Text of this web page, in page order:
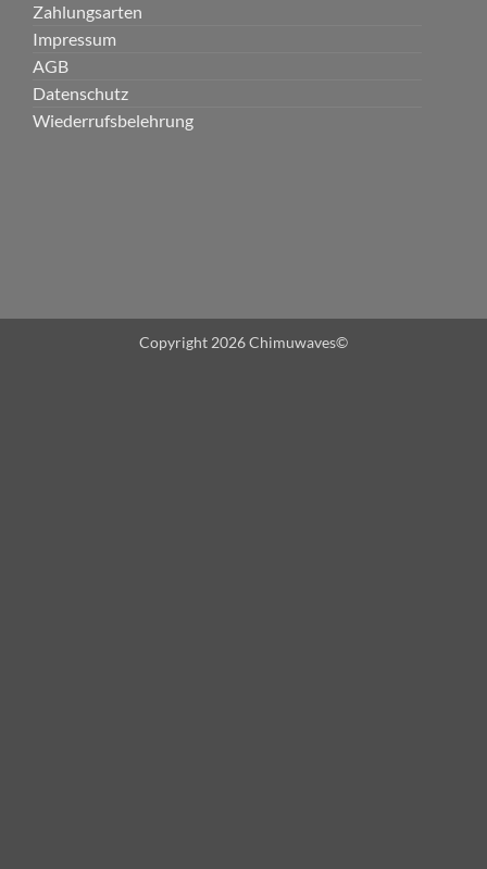
Zahlungsarten
Impressum
AGB
Datenschutz
Wiederrufsbelehrung
Copyright 2026 Chimuwaves©